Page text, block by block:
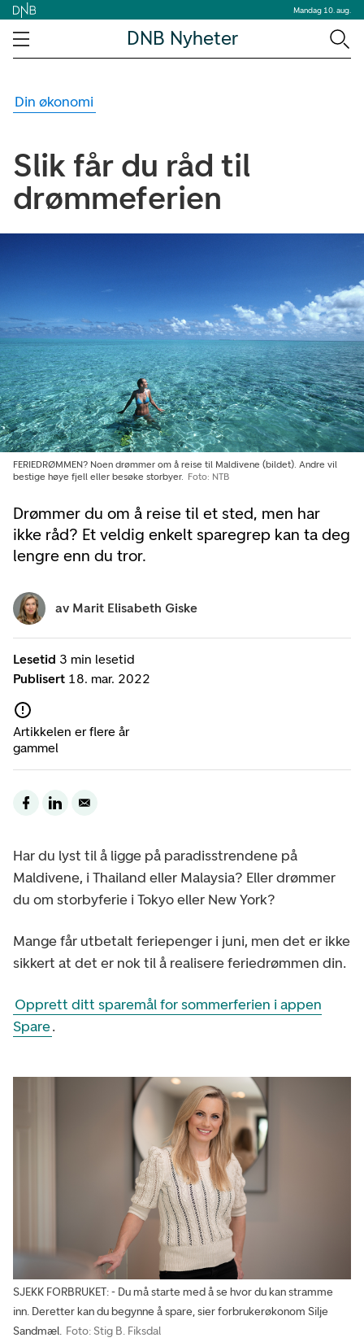
Mandag 10. aug.
DNB Nyheter
Din økonomi
Slik får du råd til
drømmeferien
Drømmer du om å reise til et sted, men har
ikke råd? Et veldig enkelt sparegrep kan ta deg
lengre enn du tror.
FERIEDRØMMEN? Noen drømmer om å reise til Maldivene (bildet). Andre vil
bestige høye fjell eller besøke storbyer. Foto: NTB
Lesetid 3 min lesetid
Publisert 18. mar. 2022
Artikkelen er flere år
gammel
av Marit Elisabeth Giske
Har du lyst til å ligge på paradisstrendene på
Maldivene, i Thailand eller Malaysia? Eller drømmer
du om storbyferie i Tokyo eller New York?
Mange får utbetalt feriepenger i juni, men det er ikke
sikkert at det er nok til å realisere feriedrømmen din.
Opprett ditt sparemål for sommerferien i appen
Spare.
SJEKK FORBRUKET: - Du må starte med å se hvor du kan stramme
inn. Deretter kan du begynne å spare, sier forbrukerøkonom Silje
Sandmæl. Foto: Stig B. Fiksdal